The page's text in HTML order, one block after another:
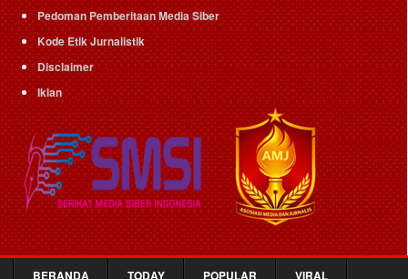
Pedoman Pemberitaan Media Siber
Kode Etik Jurnalistik
Disclaimer
Iklan
BERANDA TODAY POPULAR VIRAL